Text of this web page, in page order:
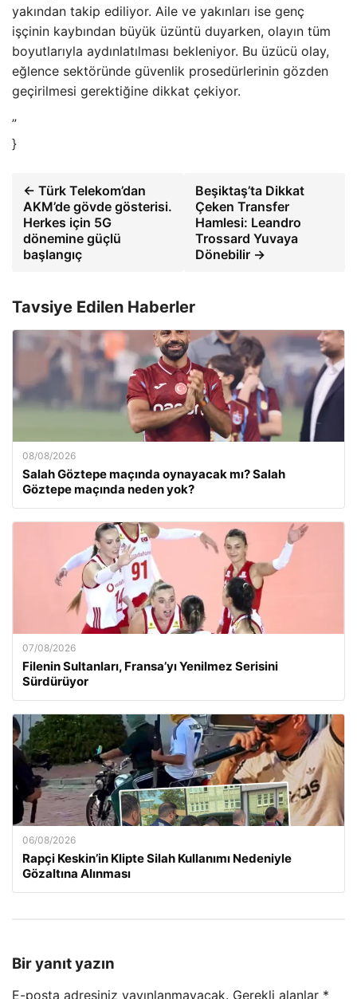
yakından takip ediliyor. Aile ve yakınları ise genç
işçinin kaybından büyük üzüntü duyarken, olayın tüm
boyutlarıyla aydınlatılması bekleniyor. Bu üzücü olay,
eğlence sektöründe güvenlik prosedürlerinin gözden
geçirilmesi gerektiğine dikkat çekiyor.
”
}
← Türk Telekom’dan
AKM’de gövde gösterisi.
Herkes için 5G
dönemine güçlü
başlangıç
Beşiktaş’ta Dikkat
Çeken Transfer
Hamlesi: Leandro
Trossard Yuvaya
Dönebilir →
Tavsiye Edilen Haberler
08/08/2026
Salah Göztepe maçında oynayacak mı? Salah
Göztepe maçında neden yok?
07/08/2026
Filenin Sultanları, Fransa’yı Yenilmez Serisini
Sürdürüyor
06/08/2026
Rapçi Keskin’in Klipte Silah Kullanımı Nedeniyle
Gözaltına Alınması
Bir yanıt yazın
E-posta adresiniz yayınlanmayacak. Gerekli alanlar *